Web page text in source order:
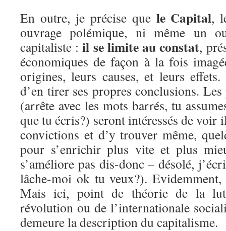
En outre, je précise que le Capital,
ouvrage polémique, ni même un
capitaliste :il se limite au constat,
économiques de façon à la fois
origines, leurs causes, et leurs
d’en tirer ses propres conclusions.
(arrête avec les mots barrés, tu
que tu écris?) seront intéressés de voir
convictions et d’y trouver même,
pour s’enrichir plus vite et plus
s’améliore pas dis-donc – désolé,
lâche-moi ok tu veux?).
Mais ici, point de théorie de la
révolution ou de l’internationale
demeure la description du capitalisme.